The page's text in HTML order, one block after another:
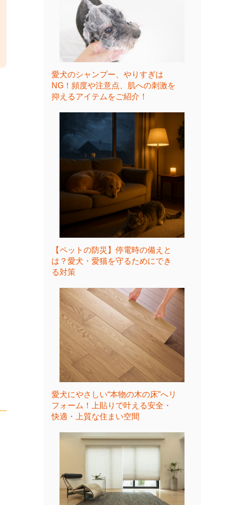
愛犬のシャンプー、やりすぎは
NG！頻度や注意点、肌への刺激を
抑えるアイテムをご紹介！
【ペットの防災】停電時の備えと
は？愛犬・愛猫を守るためにでき
る対策
愛犬にやさしい“本物の木の床”へリ
フォーム！上貼りで叶える安全・
快適・上質な住まい空間